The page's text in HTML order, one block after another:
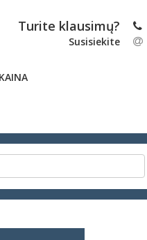
Turite klausimų?
Susisiekite